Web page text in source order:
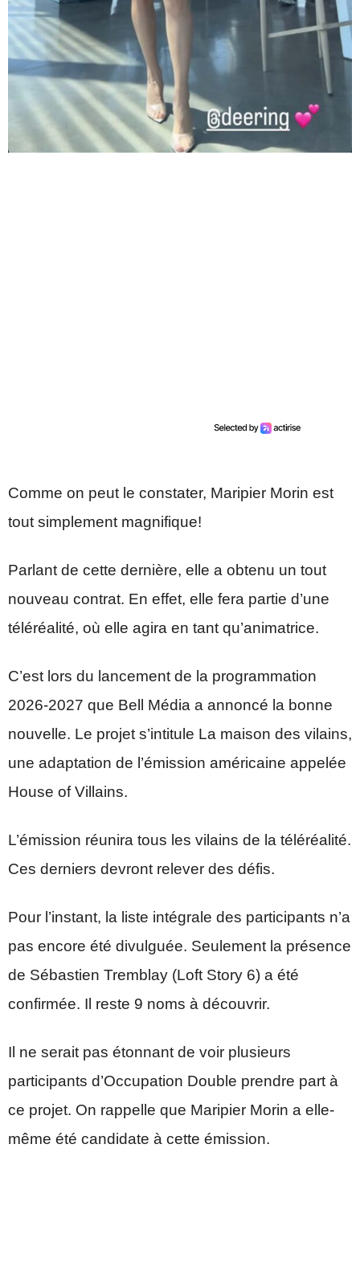
Comme on peut le constater, Maripier Morin est
tout simplement magnifique!
Parlant de cette dernière, elle a obtenu un tout
nouveau contrat. En effet, elle fera partie d’une
téléréalité, où elle agira en tant qu’animatrice.
C’est lors du lancement de la programmation
2026-2027 que Bell Média a annoncé la bonne
nouvelle. Le projet s’intitule La maison des vilains,
une adaptation de l’émission américaine appelée
House of Villains.
L’émission réunira tous les vilains de la téléréalité.
Ces derniers devront relever des défis.
Pour l’instant, la liste intégrale des participants n’a
pas encore été divulguée. Seulement la présence
de Sébastien Tremblay (Loft Story 6) a été
confirmée. Il reste 9 noms à découvrir.
Il ne serait pas étonnant de voir plusieurs
participants d’Occupation Double prendre part à
ce projet. On rappelle que Maripier Morin a elle-
même été candidate à cette émission.